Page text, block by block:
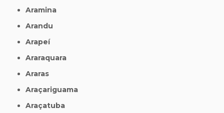
Aramina
Arandu
Arapeí
Araraquara
Araras
Araçariguama
Araçatuba